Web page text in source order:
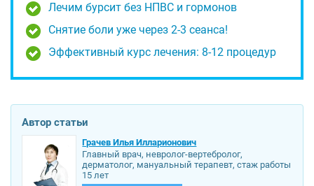
Лечим бурсит без НПВС и гормонов
Снятие боли уже через 2-3 сеанса!
Эффективный курс лечения: 8-12 процедур
Автор статьи
Грачев Илья Илларионович
Главный врач, невролог-вертебролог,
дерматолог, мануальный терапевт, стаж работы
15 лет